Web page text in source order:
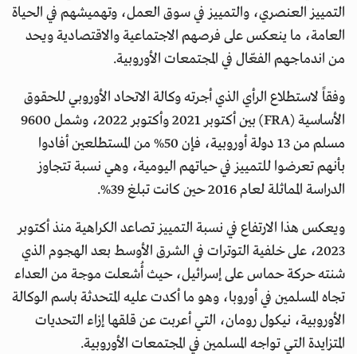
التمييز العنصري، والتمييز في سوق العمل، وتهميشهم في الحياة
العامة، ما ينعكس على فرصهم الاجتماعية والاقتصادية ويحد
من اندماجهم الفعّال في المجتمعات الأوروبية.
وفقاً لاستطلاع الرأي الذي أجرته وكالة الاتحاد الأوروبي للحقوق
الأساسية (FRA) بين أكتوبر 2021 وأكتوبر 2022، وشمل 9600
مسلم من 13 دولة أوروبية، فإن 50% من المستطلعين أفادوا
بأنهم تعرضوا للتمييز في حياتهم اليومية، وهي نسبة تتجاوز
الدراسة المماثلة لعام 2016 حين كانت تبلغ 39%.
ويعكس هذا الارتفاع في نسبة التمييز تصاعد الكراهية منذ أكتوبر
2023، على خلفية التوترات في الشرق الأوسط بعد الهجوم الذي
شنته حركة حماس على إسرائيل، حيث أُشعلت موجة من العداء
تجاه المسلمين في أوروبا، وهو ما أكدت عليه المتحدثة باسم الوكالة
الأوروبية، نيكول رومان، التي أعربت عن قلقها إزاء التحديات
المتزايدة التي تواجه المسلمين في المجتمعات الأوروبية.